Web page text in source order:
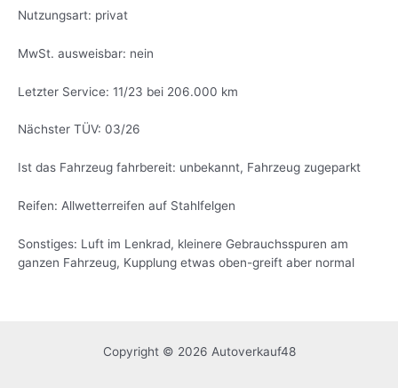
Nutzungsart: privat
MwSt. ausweisbar: nein
Letzter Service: 11/23 bei 206.000 km
Nächster TÜV: 03/26
Ist das Fahrzeug fahrbereit: unbekannt, Fahrzeug zugeparkt
Reifen: Allwetterreifen auf Stahlfelgen
Sonstiges: Luft im Lenkrad, kleinere Gebrauchsspuren am
ganzen Fahrzeug, Kupplung etwas oben-greift aber normal
Copyright © 2026 Autoverkauf48